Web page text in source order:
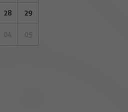
28 29